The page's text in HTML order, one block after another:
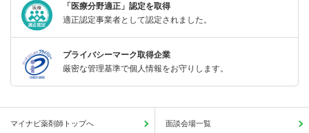
「医療分野適正」認定を取得
適正認定事業者として認定されました。
プライバシーマーク取得企業
厳密な管理基準で個人情報をお守りします。
マイナビ薬剤師トップへ 面談会場一覧